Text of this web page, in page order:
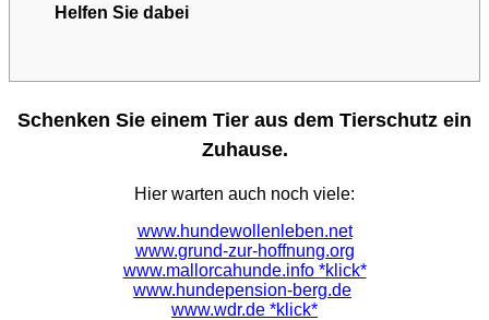
Helfen Sie dabei
Schenken Sie einem Tier aus dem Tierschutz ein
Zuhause.
Hier warten auch noch viele:
www.hundewollenleben.net
www.grund-zur-hoffnung.org
www.mallorcahunde.info *klick*
www.hundepension-berg.de
www.wdr.de *klick*